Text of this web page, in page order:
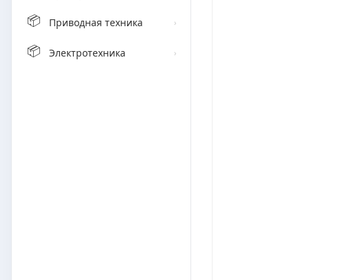
📦 Приводная техника ›
📦 Электротехника ›